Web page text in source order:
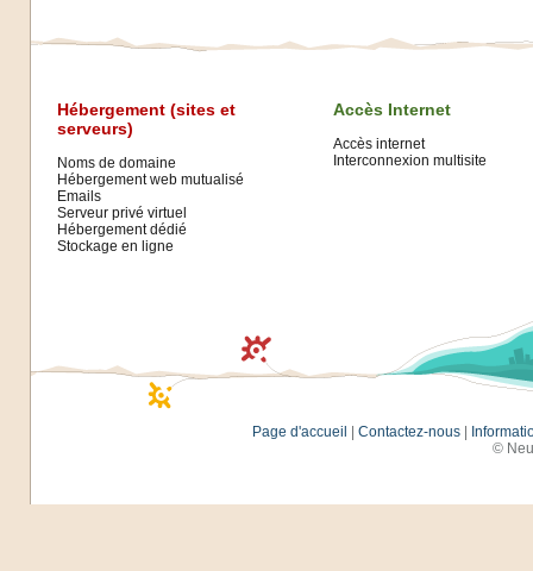
Hébergement (sites et
serveurs)
Noms de domaine
Hébergement web mutualisé
Emails
Serveur privé virtuel
Hébergement dédié
Stockage en ligne
Accès Internet
Accès internet
Interconnexion multisite
Page d'accueil Contactez-nous|
©